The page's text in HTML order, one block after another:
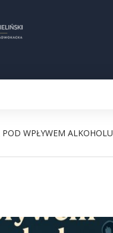
POD WPŁYWEM ALKOHOLU